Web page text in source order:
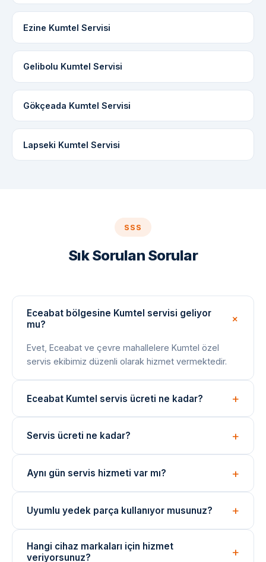
Ezine Kumtel Servisi
Gelibolu Kumtel Servisi
Gökçeada Kumtel Servisi
Lapseki Kumtel Servisi
SSS
Sık Sorulan Sorular
Eceabat bölgesine Kumtel servisi geliyor
mu?
Evet, Eceabat ve çevre mahallelere Kumtel özel
servis ekibimiz düzenli olarak hizmet vermektedir.
Eceabat Kumtel servis ücreti ne kadar?
göre değişir; işlem öncesi net fiyat bilgisi paylaşılır.
Servis ücreti ne kadar?
ve değişen parçaya göre belirlenir. İşlem öncesi fiyat
Aynı gün servis hizmeti var mı?
ekibimizi yönlendirebiliyoruz. Acil durumlar için çağrı
Uyumlu yedek parça kullanıyor musunuz?
yedek parçalar kullanılmaktadır. Parça değişimlerinde
Hangi cihaz markaları için hizmet
veriyorsunuz?